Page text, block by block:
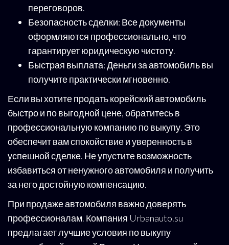
переговоров.
Безопасность сделки: Все документы
оформляются профессионально, что
гарантирует юридическую чистоту.
Быстрая выплата: Деньги за автомобиль вы
получите практически мгновенно.
Если вы хотите продать корейский автомобиль
быстро и по выгодной цене, обратитесь в
профессиональную компанию по выкупу. Это
обеспечит вам спокойствие и уверенность в
успешной сделке. Не упустите возможность
избавиться от ненужного автомобиля и получить
за него достойную компенсацию.
При продаже автомобиля важно доверять
профессионалам. Компания Urbanauto.su
предлагает лучшие условия по выкупу